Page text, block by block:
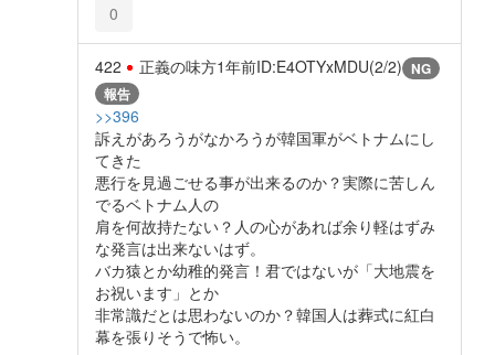
0
422 正義の味方1年前ID:E4OTYxMDU(2/2) NG
報告
>>396
訴えがあろうがなかろうが韓国軍がベトナムにし
てきた
悪行を見過ごせる事が出来るのか？実際に苦しん
でるベトナム人の
肩を何故持たない？人の心があれば余り軽はずみ
な発言は出来ないはず。
バカ猿とか幼稚的発言！君ではないが「大地震を
お祝います」とか
非常識だとは思わないのか？韓国人は葬式に紅白
幕を張りそうで怖い。